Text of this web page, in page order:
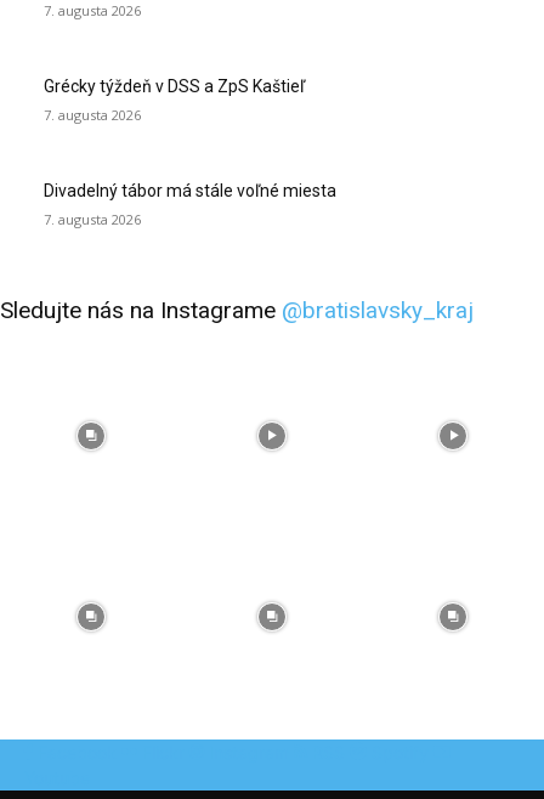
7. augusta 2026
Grécky týždeň v DSS a ZpS Kaštieľ
7. augusta 2026
Divadelný tábor má stále voľné miesta
7. augusta 2026
Sledujte nás na Instagrame @bratislavsky_kraj